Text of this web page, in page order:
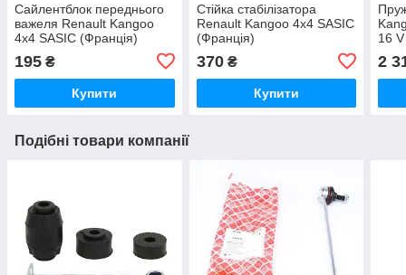
Сайлентблок переднього
важеля Renault Kangoo
4x4 SASIC (Франція)
195 ₴
Купити
Стійка стабілізатора
Renault Kangoo 4х4 SASIC
(Франція)
370₴
Купити
16
2
Подібні товари компанії